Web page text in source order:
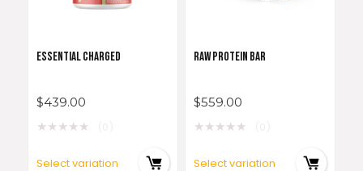
ESSENTIAL CHARGED
$439.00
★★★★★
Select variation
RAW PROTEIN BAR
$559.00
★★★★★
Select variation